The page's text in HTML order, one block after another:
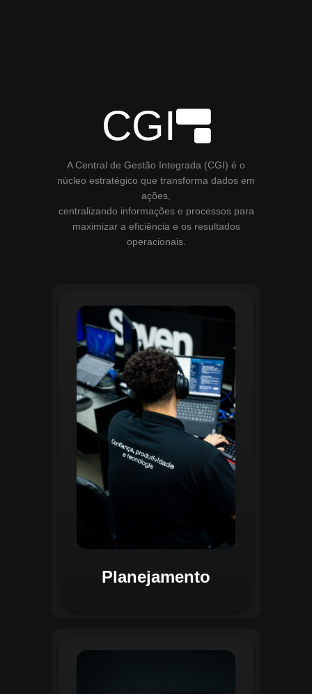
CGI
A Central de Gestão Integrada (CGI) é o
núcleo estratégico que transforma dados em
ações,
centralizando informações e processos para
maximizar a eficiência e os resultados
operacionais.
Planejamento
O planejamento dentro do CGI é
realizado por uma equipe
especializada que utiliza
ferramentas avançadas para
estruturar ordens de serviço, fluxos
de trabalho e parametrizações
operacionais. Essa etapa envolve a
análise detalhada de criticidade por
atividade, permitindo alocar
recursos de forma eficiente e
garantir que todas as ações estejam
alinhadas aos objetivos
estratégicos.